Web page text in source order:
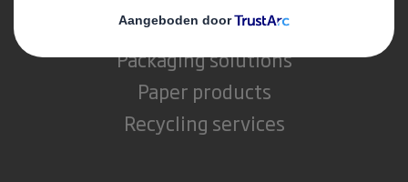
Producten & services
Packaging solutions
Paper products
Recycling services